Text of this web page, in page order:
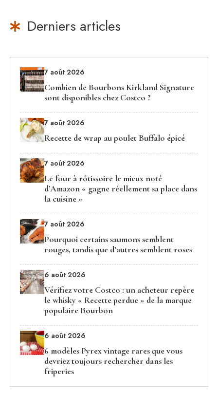
Derniers articles
7 août 2026
Combien de Bourbons Kirkland Signature
sont disponibles chez Costco ?
7 août 2026
Recette de wrap au poulet Buffalo épicé
7 août 2026
Le four à rôtissoire le mieux noté
d’Amazon « gagne réellement sa place dans
la cuisine »
7 août 2026
Pourquoi certains saumons semblent
rouges, tandis que d’autres semblent roses
6 août 2026
Vérifiez votre Costco : un acheteur repère
le whisky « Recette perdue » de la marque
populaire Bourbon
6 août 2026
6 modèles Pyrex vintage rares que vous
devriez toujours rechercher dans les
friperies